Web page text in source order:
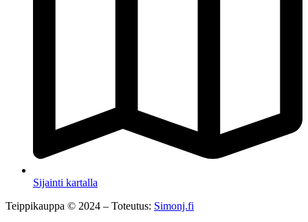
Sijainti kartalla
Teippikauppa © 2024 – Toteutus: Simonj.fi